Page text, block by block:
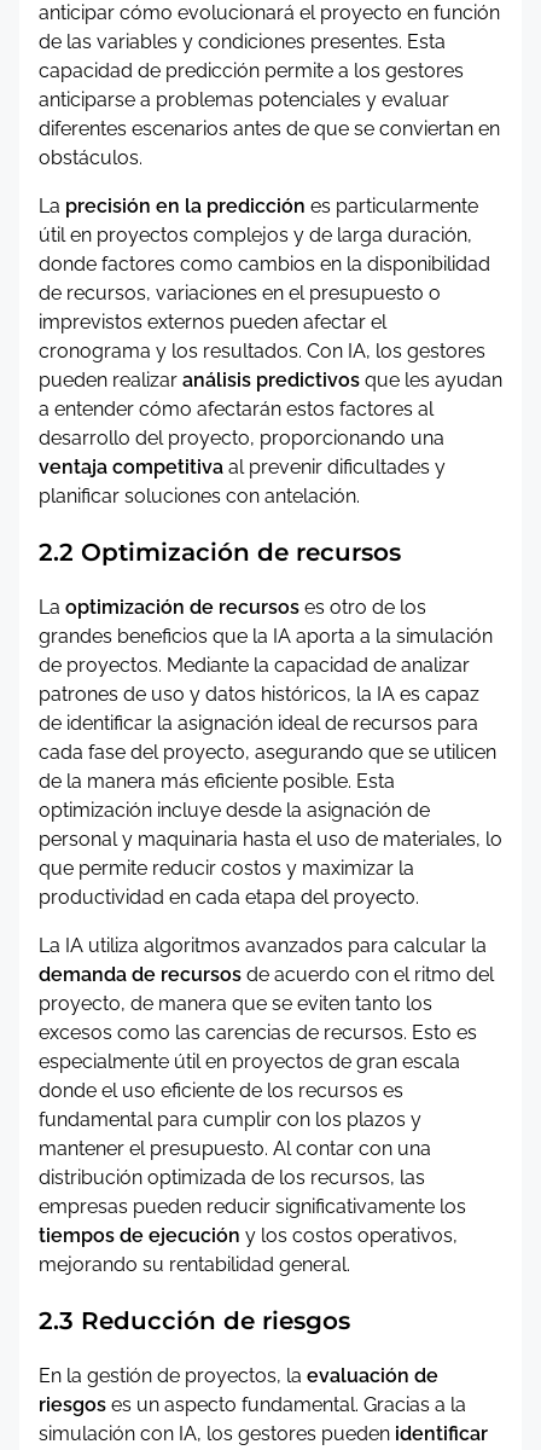
anticipar cómo evolucionará el proyecto en función
de las variables y condiciones presentes. Esta
capacidad de predicción permite a los gestores
anticiparse a problemas potenciales y evaluar
diferentes escenarios antes de que se conviertan en
obstáculos.
La precisión en la predicción es particularmente
útil en proyectos complejos y de larga duración,
donde factores como cambios en la disponibilidad
de recursos, variaciones en el presupuesto o
imprevistos externos pueden afectar el
cronograma y los resultados. Con IA, los gestores
pueden realizar análisis predictivos que les ayudan
a entender cómo afectarán estos factores al
desarrollo del proyecto, proporcionando una
ventaja competitiva al prevenir dificultades y
planificar soluciones con antelación.
2.2 Optimización de recursos
La optimización de recursos es otro de los
grandes beneficios que la IA aporta a la simulación
de proyectos. Mediante la capacidad de analizar
patrones de uso y datos históricos, la IA es capaz
de identificar la asignación ideal de recursos para
cada fase del proyecto, asegurando que se utilicen
de la manera más eficiente posible. Esta
optimización incluye desde la asignación de
personal y maquinaria hasta el uso de materiales, lo
que permite reducir costos y maximizar la
productividad en cada etapa del proyecto.
La IA utiliza algoritmos avanzados para calcular la
demanda de recursos de acuerdo con el ritmo del
proyecto, de manera que se eviten tanto los
excesos como las carencias de recursos. Esto es
especialmente útil en proyectos de gran escala
donde el uso eficiente de los recursos es
fundamental para cumplir con los plazos y
mantener el presupuesto. Al contar con una
distribución optimizada de los recursos, las
empresas pueden reducir significativamente los
tiempos de ejecución y los costos operativos,
mejorando su rentabilidad general.
2.3 Reducción de riesgos
En la gestión de proyectos, la evaluación de
riesgos es un aspecto fundamental. Gracias a la
simulación con IA, los gestores pueden identificar